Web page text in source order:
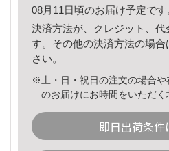
08月11日頃のお届け予定です
決済方法が、クレジット、代
す。その他の決済方法の場合
さい。
※土・日・祝日の注文の場合や
のお届けにお時間をいただく
即日出荷条件